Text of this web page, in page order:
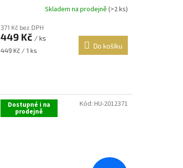
Skladem na prodejně (>2 ks)
371 Kč bez DPH
449 Kč / ks
Měrná
449 Kč / 1 ks
Do košíku
Dostupné i na
prodejně
Kód: HU-2012371